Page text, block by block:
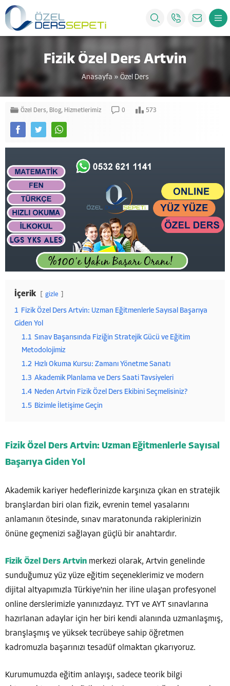
Fizik Özel Ders Artvin
Anasayfa » Özel Ders
Özel Ders, Blog, Hizmetlerimiz 0 573
İçerik gizle
1 Fizik Özel Ders Artvin: Uzman Eğitmenlerle Sayısal Başarıya
Giden Yol
1.1 Sınav Başarısında Fiziğin Stratejik Gücü ve Eğitim
Metodolojimiz
1.2 Hızlı Okuma Kursu: Zamanı Yönetme Sanatı
1.3 Akademik Planlama ve Ders Saati Tavsiyeleri
1.4 Neden Artvin Fizik Özel Ders Ekibini Seçmelisiniz?
1.5 Bizimle İletişime Geçin
Fizik Özel Ders Artvin: Uzman Eğitmenlerle Sayısal
Başarıya Giden Yol
Akademik kariyer hedeflerinizde karşınıza çıkan en stratejik
branşlardan biri olan fizik, evrenin temel yasalarını
anlamanın ötesinde, sınav maratonunda rakiplerinizin
önüne geçmenizi sağlayan güçlü bir anahtardır.
Fizik Özel Ders Artvin merkezi olarak, Artvin genelinde
sunduğumuz yüz yüze eğitim seçeneklerimiz ve modern
dijital altyapımızla Türkiye’nin her iline ulaşan profesyonel
online derslerimizle yanınızdayız. TYT ve AYT sınavlarına
hazırlanan adaylar için her biri kendi alanında uzmanlaşmış,
branşlaşmış ve yüksek tecrübeye sahip öğretmen
kadromuzla başarınızı tesadüf olmaktan çıkarıyoruz.
Kurumumuzda eğitim anlayışı, sadece teorik bilgi